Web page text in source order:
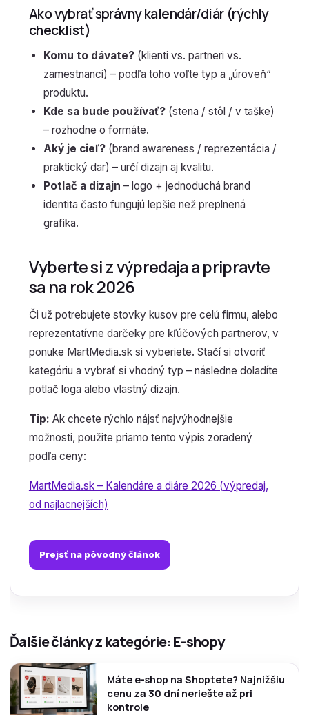
Ako vybrať správny kalendár/diár (rýchly
checklist)
Komu to dávate?(klienti vs. partneri vs.
zamestnanci) – podľa toho voľte typ a „úroveň“
produktu.
Kde sa bude používať?(stena / stôl / v taške)
– rozhodne o formáte.
Aký je cieľ?(brand awareness / reprezentácia /
praktický dar) – určí dizajn aj kvalitu.
Potlač a dizajn – logo + jednoduchá brand
identita často fungujú lepšie než preplnená
grafika.
Vyberte si z výpredaja a pripravte
sa na rok 2026
Či už potrebujete stovky kusov pre celú firmu, alebo
reprezentatívne darčeky pre kľúčových partnerov, v
ponuke MartMedia.sk si vyberiete. Stačí si otvoriť
kategóriu a vybrať si vhodný typ – následne doladíte
potlač loga alebo vlastný dizajn.
Tip: Ak chcete rýchlo nájsť najvýhodnejšie
možnosti, použite priamo tento výpis zoradený
podľa ceny:
MartMedia.sk – Kalendáre a diáre 2026 (výpredaj,
od najlacnejších)
Prejsť na pôvodný článok
Ďalšie články z kategórie: E-shopy
Máte e-shop na Shoptete? Najnižšiu
cenu za 30 dní neriešte až pri
kontrole